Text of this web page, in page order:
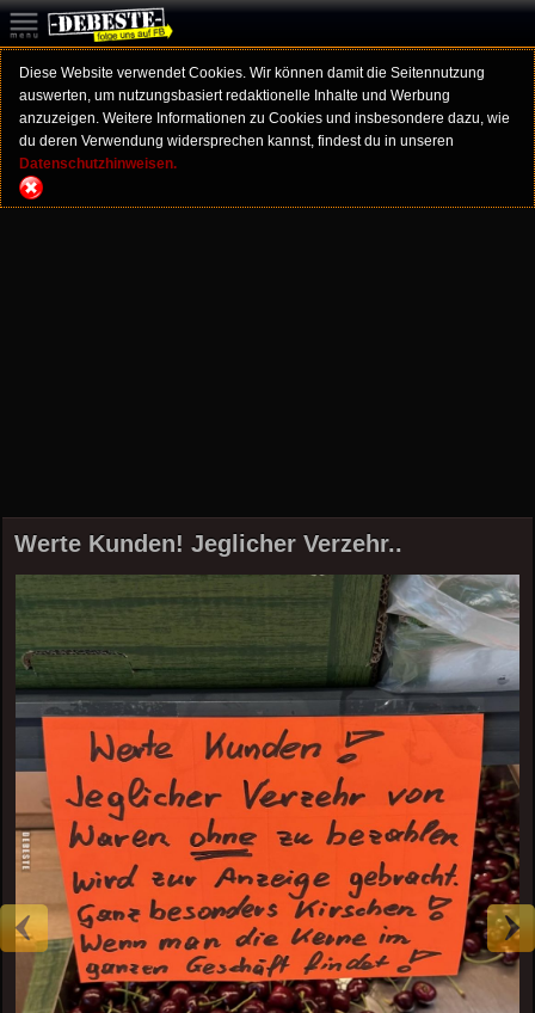
Diese Website verwendet Cookies. Wir können damit die Seitennutzung
auswerten, um nutzungsbasiert redaktionelle Inhalte und Werbung
anzuzeigen. Weitere Informationen zu Cookies und insbesondere dazu, wie
du deren Verwendung widersprechen kannst, findest du in unseren
Datenschutzhinweisen.
Werte Kunden! Jeglicher Verzehr..